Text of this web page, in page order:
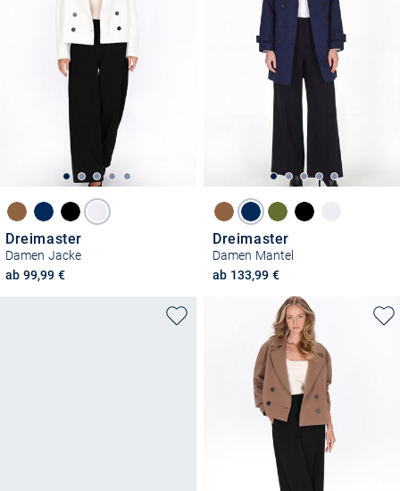
Dreimaster
Damen Jacke
ab 99,99 €
Dreimaster
Damen Mantel
ab 133,99 €